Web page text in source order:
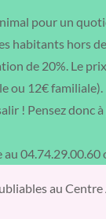
pour un
habitants hors
de 20%. Le
ou 12€ familiale).
! Pensez donc
04.74.29.00.60
au